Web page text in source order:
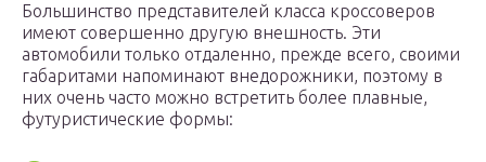
Большинство представителей класса кроссоверов
имеют совершенно другую внешность. Эти
автомобили только отдаленно, прежде всего, своими
габаритами напоминают внедорожники, поэтому в
них очень часто можно встретить более плавные,
футуристические формы: